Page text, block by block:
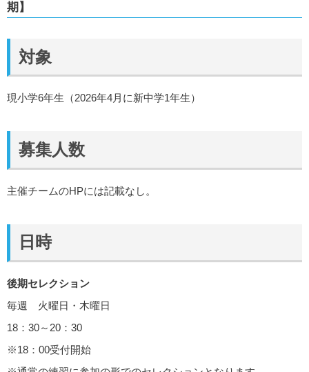
期】
対象
現小学6年生（2026年4月に新中学1年生）
募集人数
主催チームのHPには記載なし。
日時
後期セレクション
毎週 火曜日・木曜日
18：30～20：30
※18：00受付開始